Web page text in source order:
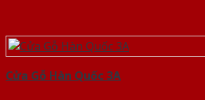
Cửa Gỗ Hàn Quốc 3A